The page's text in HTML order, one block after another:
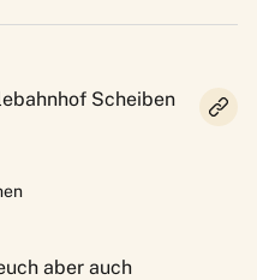
Scheiben
aber auch